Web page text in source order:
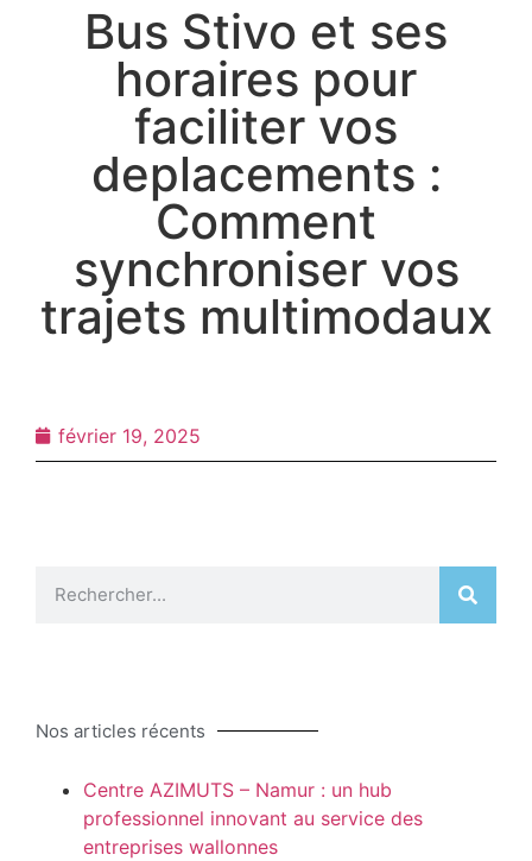
Bus Stivo et ses
horaires pour
faciliter vos
deplacements :
Comment
synchroniser vos
trajets multimodaux
février 19, 2025
Nos articles récents
Centre AZIMUTS – Namur : un hub
professionnel innovant au service des
entreprises wallonnes